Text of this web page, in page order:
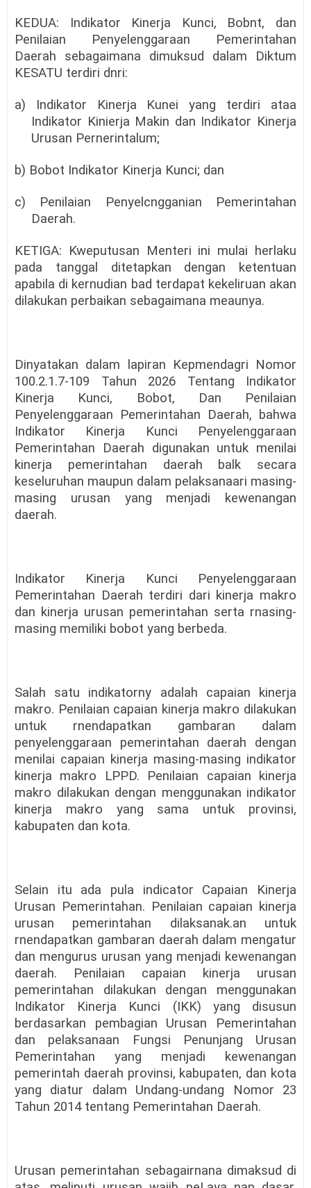
KEDUA: Indikator Kinerja Kunci, Bobnt, dan
Penilaian Penyelenggaraan Pemerintahan
Daerah sebagaimana dimuksud dalam Diktum
KESATU terdiri dnri:
a) Indikator Kinerja Kunei yang terdiri ataa
Indikator Kinierja Makin dan Indikator Kinerja
Urusan Pernerintalum;
b) Bobot Indikator Kinerja Kunci; dan
c) Penilaian Penyelcngganian Pemerintahan
Daerah.
KETIGA: Kweputusan Menteri ini mulai herlaku
pada tanggal ditetapkan dengan ketentuan
apabila di kernudian bad terdapat kekeliruan akan
dilakukan perbaikan sebagaimana meaunya.
Dinyatakan dalam lapiran Kepmendagri Nomor
100.2.1.7-109 Tahun 2026 Tentang Indikator
Kinerja Kunci, Bobot, Dan Penilaian
Penyelenggaraan Pemerintahan Daerah, bahwa
Indikator Kinerja Kunci Penyelenggaraan
Pemerintahan Daerah digunakan untuk menilai
kinerja pemerintahan daerah balk secara
keseluruhan maupun dalam pelaksanaari masing-
masing urusan yang menjadi kewenangan
daerah.
Indikator Kinerja Kunci Penyelenggaraan
Pemerintahan Daerah terdiri dari kinerja makro
dan kinerja urusan pemerintahan serta rnasing-
masing memiliki bobot yang berbeda.
Salah satu indikatorny adalah capaian kinerja
makro. Penilaian capaian kinerja makro dilakukan
untuk rnendapatkan gambaran dalam
penyelenggaraan pemerintahan daerah dengan
menilai capaian kinerja masing-masing indikator
kinerja makro LPPD. Penilaian capaian kinerja
makro dilakukan dengan menggunakan indikator
kinerja makro yang sama untuk provinsi,
kabupaten dan kota.
Selain itu ada pula indicator Capaian Kinerja
Urusan Pemerintahan. Penilaian capaian kinerja
urusan pemerintahan dilaksanak.an untuk
rnendapatkan gambaran daerah dalam mengatur
dan mengurus urusan yang menjadi kewenangan
daerah. Penilaian capaian kinerja urusan
pemerintahan dilakukan dengan menggunakan
Indikator Kinerja Kunci (IKK) yang disusun
berdasarkan pembagian Urusan Pemerintahan
dan pelaksanaan Fungsi Penunjang Urusan
Pemerintahan yang menjadi kewenangan
pemerintah daerah provinsi, kabupaten, dan kota
yang diatur dalam Undang-undang Nomor 23
Tahun 2014 tentang Pemerintahan Daerah.
Urusan pemerintahan sebagairnana dimaksud di